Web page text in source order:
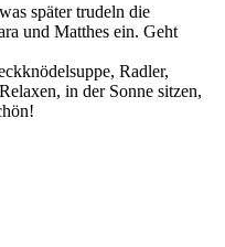
später trudeln die
und Matthes ein. Geht
Radler,
in der Sonne sitzen,